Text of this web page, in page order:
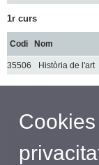
1r curs
Codi Nom
35506 Història de l'art